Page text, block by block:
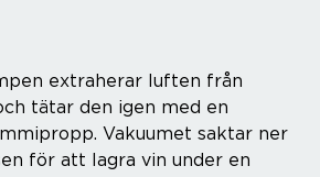
extraherar luften från
tätar den igen med en
Vakuumet saktar ner
för att lagra vin under en